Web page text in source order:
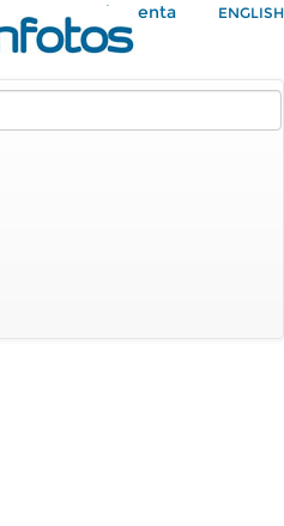
Mi Cuenta ENGLISH